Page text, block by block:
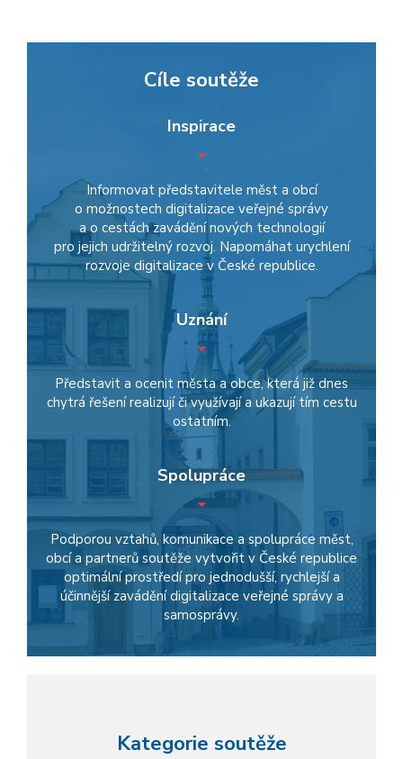
Cíle soutěže
Inspirace
Informovat představitele měst a obcí
o možnostech digitalizace veřejné správy
a o cestách zavádění nových technologií
pro jejich udržitelný rozvoj. Napomáhat urychlení
rozvoje digitalizace v České republice.
Uznání
Představit a ocenit města a obce, která již dnes
chytrá řešení realizují či využívají a ukazují tím cestu
ostatním.
Spolupráce
Podporou vztahů, komunikace a spolupráce měst,
obcí a partnerů soutěže vytvořit v České republice
optimální prostředí pro jednodušší, rychlejší a
účinnější zavádění digitalizace veřejné správy a
samosprávy.
Kategorie soutěže